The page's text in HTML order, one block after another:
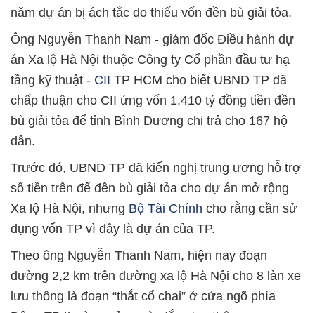
năm dự án bị ách tắc do thiếu vốn đền bù giải tỏa.
Ông Nguyễn Thanh Nam - giám đốc Điều hành dự
án Xa lộ Hà Nội thuộc Công ty Cổ phần đầu tư hạ
tầng kỹ thuật - CII TP HCM cho biết UBND TP đã
chấp thuận cho CII ứng vốn 1.410 tỷ đồng tiền đền
bù giải tỏa để tỉnh Bình Dương chi trả cho 167 hộ
dân.
Trước đó, UBND TP đã kiến nghị trung ương hỗ trợ
số tiền trên để đền bù giải tỏa cho dự án mở rộng
Xa lộ Hà Nội, nhưng Bộ Tài Chính cho rằng cần sử
dụng vốn TP vì đây là dự án của TP.
Theo ông Nguyễn Thanh Nam, hiện nay đoạn
đường 2,2 km trên đường xa lộ Hà Nội cho 8 làn xe
lưu thông là đoạn “thắt cổ chai” ở cửa ngõ phía